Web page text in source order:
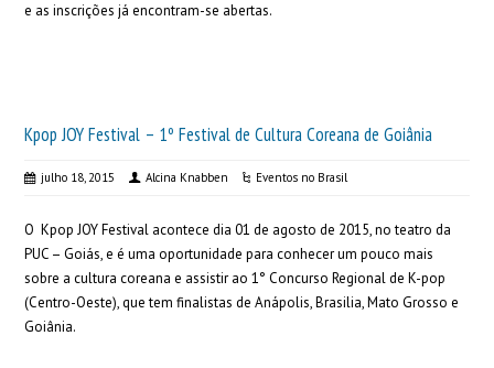
e as inscrições já encontram-se abertas.
Kpop JOY Festival – 1º Festival de Cultura Coreana de Goiânia
julho 18, 2015 Alcina Knabben Eventos no Brasil
O Kpop JOY Festival acontece dia 01 de agosto de 2015, no teatro da
PUC – Goiás, e é uma oportunidade para conhecer um pouco mais
sobre a cultura coreana e assistir ao 1° Concurso Regional de K-pop
(Centro-Oeste), que tem finalistas de Anápolis, Brasilia, Mato Grosso e
Goiânia.